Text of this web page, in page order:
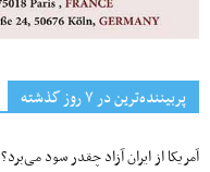
پربیننده‌ترین‌ در ۷ روز گذشته
آمریکا از ایران آزاد چقدر سود می‌برد؟